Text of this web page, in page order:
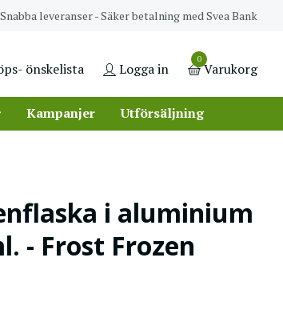
leveranser - Säker betalning med Svea Bank
önskelista Logga in
0
Varukorg
Kampanjer Utförsäljning
i aluminium
- Frost Frozen